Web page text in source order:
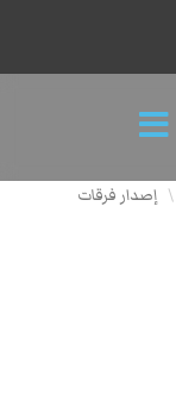
\ إصدار فرقات